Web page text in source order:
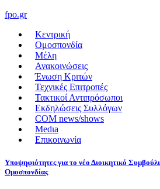
fpo.gr
Κεντρική
Ομοσπονδία
Μέλη
Ανακοινώσεις
Ένωση Κριτών
Τεχνικές Επιτροπές
Τακτικοί Αντιπρόσωποι
Εκδηλώσεις Συλλόγων
COM news/shows
Medιa
Επικοινωνία
Υποψηφιότητες για το νέο Διοικητικό
Ομοσπονδίας